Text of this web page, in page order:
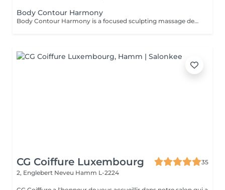
Body Contour Harmony
Body Contour Harmony is a focused sculpting massage designed to support the body's natural shape, boost circulation, and enhance the feeling of lightness and flow. Using firm, rhythmical techniques, this treatment targets areas of stagnation or puffiness to help define contours, stimulate detox pathways, and promote smoother skin texture. More than just a physical treatment, this session is a mindful ritual that brings awareness to the body, helping you reconnect with your form through intention, breath, and therapeutic touch. Ideal for those seeking both visible results and a deeper sense of balance, embodiment, and harmony.
CG Coiffure Luxembourg
35
2, Englebert Neveu Hamm L-2224